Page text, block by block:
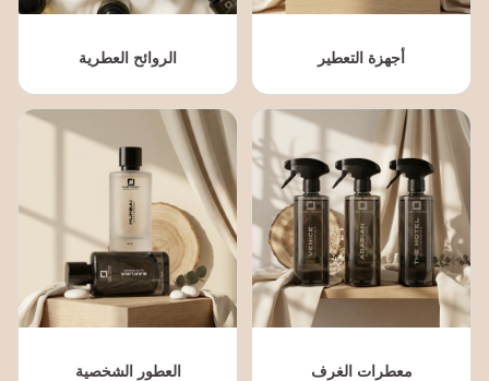
أجهزة التعطير الروائح العطرية
معطرات الغرف العطور الشخصية